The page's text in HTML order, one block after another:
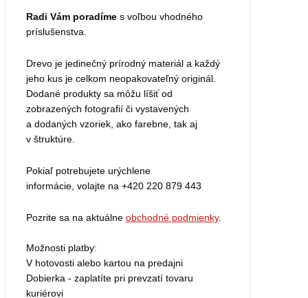
Radi Vám poradímes voľbou vhodného
príslušenstva.
Drevo je jedinečný prírodný materiál a každý
jeho kus je celkom neopakovateľný originál.
Dodané produkty sa môžu líšiť od
zobrazených fotografií či vystavených
a dodaných vzoriek, ako farebne, tak aj
v štruktúre.
Pokiaľ potrebujete urýchlene
informácie, volajte na +420 220 879 443
Pozrite sa na aktuálne obchodné podmienky.
Možnosti platby:
V hotovosti alebo kartou na predajni
Dobierka - zaplatíte pri prevzatí tovaru
kuriérovi